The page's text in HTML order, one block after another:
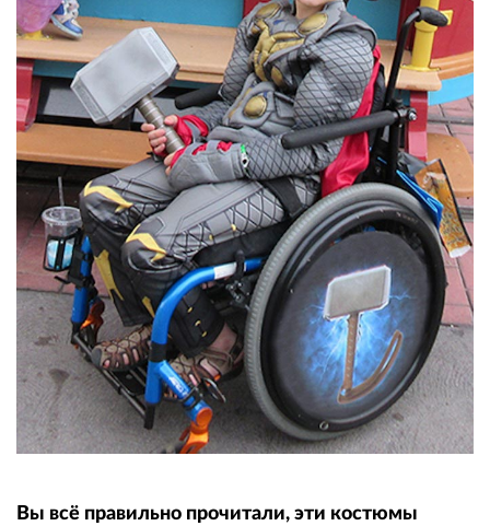
Вы всё правильно прочитали, эти костюмы